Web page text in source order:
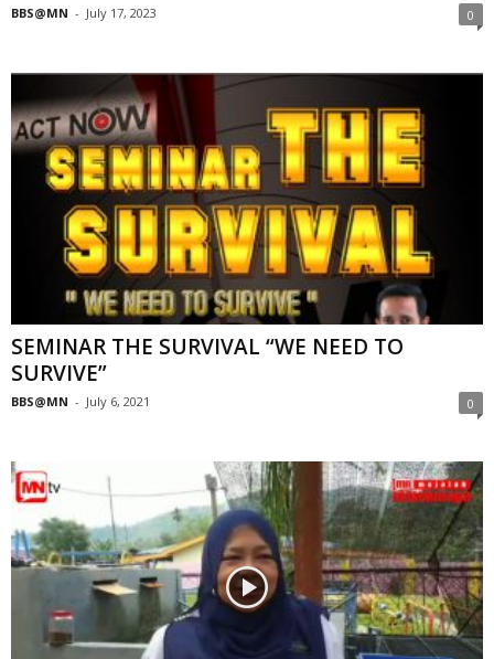
BBS@MN - July 17, 2023 0
SEMINAR THE SURVIVAL “WE NEED TO
SURVIVE”
BBS@MN - July 6, 2021 0